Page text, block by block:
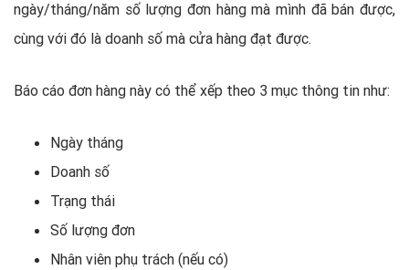
ngày/tháng/năm số lượng đơn hàng mà mình đã bán được,
cùng với đó là doanh số mà cửa hàng đạt được.
Báo cáo đơn hàng này có thể xếp theo 3 mục thông tin như:
Ngày tháng
Doanh số
Trạng thái
Số lượng đơn
Nhân viên phụ trách (nếu có)